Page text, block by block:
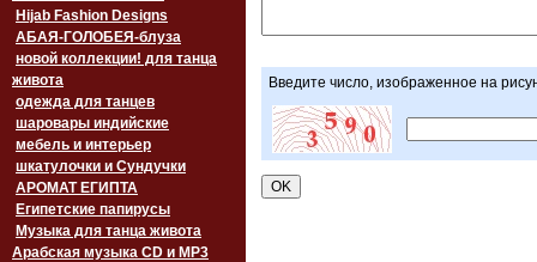
Hijab Fashion Designs
АБАЯ-ГОЛОБЕЯ-блуза
новой коллекции! для танца
живота
одежда для танцев
шаровары индийские
мебель и интерьер
шкатулочки и Сундучки
АРОМАТ ЕГИПТА
Египетские папирусы
Музыка для танца живота
Арабская музыка CD и MP3
Введите число, изображенное на